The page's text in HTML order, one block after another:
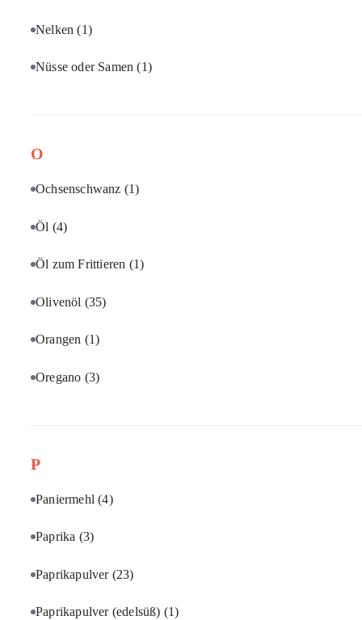
Nelken(1)
Nüsse oder Samen(1)
O
Ochsenschwanz (1)
Öl (4)
Öl zum Frittieren (1)
Olivenöl (35)
Orangen (1)
Oregano (3)
P
Paniermehl(4)
Paprika (3)
Paprikapulver (23)
Paprikapulver (edelsüß) (1)